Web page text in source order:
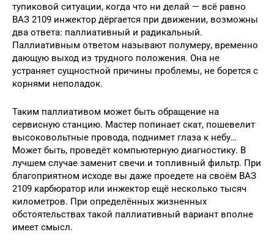
тупиковой ситуации, когда что ни делай — всё равно
ВАЗ 2109 инжектор дёргается при движении, возможны
два ответа: паллиативный и радикальный.
Паллиативным ответом называют полумеру, временно
дающую выход из трудного положения. Она не
устраняет сущностной причины проблемы, не борется с
корнями неполадок.
Таким паллиативом может быть обращение на
сервисную станцию. Мастер попинает скат, пошевелит
высоковольтные провода, поднимет глаза к небу…
Может быть, проведёт компьютерную диагностику. В
лучшем случае заменит свечи и топливный фильтр. При
благоприятном исходе вы даже проедете на своём ВАЗ
2109 карбюратор или инжектор ещё несколько тысяч
километров. При определённых жизненных
обстоятельствах такой паллиативный вариант вполне
имеет смысл.